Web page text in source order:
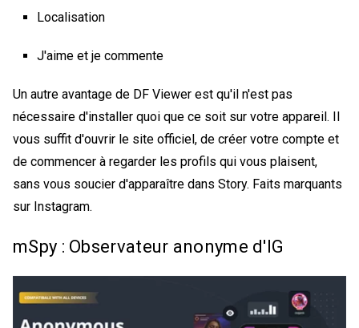
Localisation
J'aime et je commente
Un autre avantage de DF Viewer est qu'il n'est pas
nécessaire d'installer quoi que ce soit sur votre appareil. Il
vous suffit d'ouvrir le site officiel, de créer votre compte et
de commencer à regarder les profils qui vous plaisent,
sans vous soucier d'apparaître dans Story. Faits marquants
sur Instagram.
mSpy : Observateur anonyme d'IG